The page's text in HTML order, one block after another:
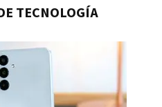
TECNOLOGÍA